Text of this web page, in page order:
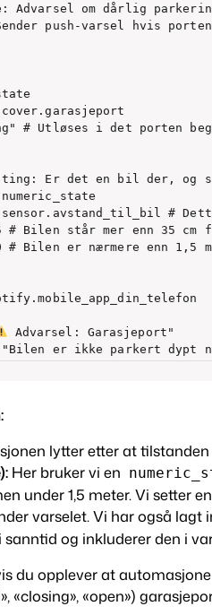
Advarsel om dårlig
push-varsel hvis
# Utløses i det porten
Er det en bil der, og
#
# Bilen står mer enn 35 cm
# Bilen er nærmere enn 1,5
Advarsel: Garasjeport"
er ikke parkert dypt
lytter etter at
Her bruker vi en
under1,5 meter. Vi setter
varselet. Vi har også
og inkluderer den i
du opplever at
«closing», «open»)